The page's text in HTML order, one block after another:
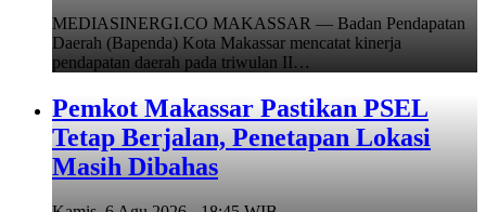
MEDIASINERGI.CO MAKASSAR — Badan Pendapatan
Daerah (Bapenda) Kota Makassar mencatat kinerja
pendapatan daerah pada triwulan II…
Pemkot Makassar Pastikan PSEL
Tetap Berjalan, Penetapan Lokasi
Masih Dibahas